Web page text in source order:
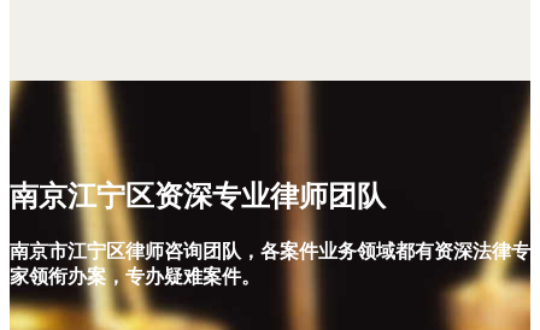
南京江宁区资深专业律师团队
南京市江宁区律师咨询团队，各案件业务领域都有资深法律专
家领衔办案，专办疑难案件。